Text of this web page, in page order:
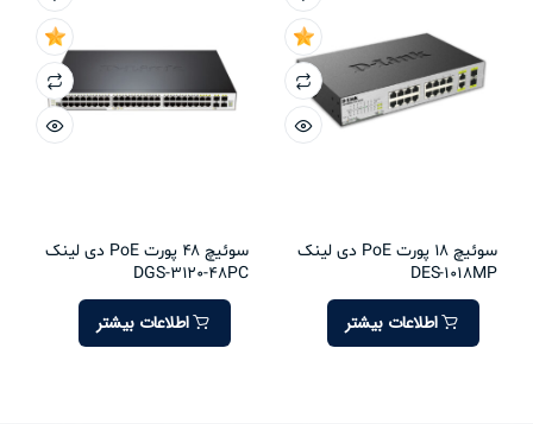
سوئیچ 18 پورت PoE دی لینک
DES-1018MP
اطلاعات بیشتر
سوئیچ 48 پورت PoE دی لینک
DGS-3120-48PC
اطلاعات بیشتر